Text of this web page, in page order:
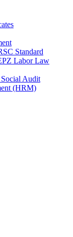
Standard
Labor Law
Audit
(HRM)